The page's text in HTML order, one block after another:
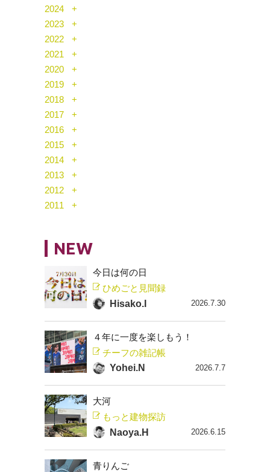
2024
2023
2022
2021
2020
2019
2018
2017
2016
2015
2014
2013
2012
2011
NEW
今日は何の日
ひめごと見聞録
Hisako.I
2026.7.30
４年に一度を楽しもう！
チーフの雑記帳
Yohei.N
2026.7.7
大河
もっと建物探訪
Naoya.H
2026.6.15
青りんご